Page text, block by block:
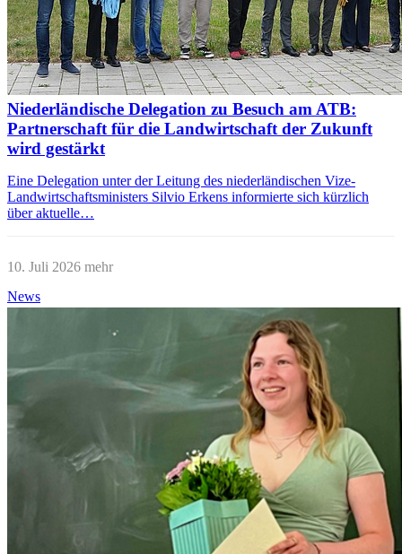
Niederländische Delegation zu Besuch am ATB:
Partnerschaft für die Landwirtschaft der Zukunft
wird gestärkt
Eine Delegation unter der Leitung des niederländischen Vize-
Landwirtschaftsministers Silvio Erkens informierte sich kürzlich
über aktuelle…
10. Juli 2026 mehr
News